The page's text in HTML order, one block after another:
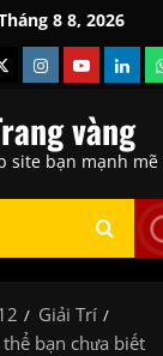
8 8, 2026
Instagram
Youtube
vàng
site bạn mạnh mẽ
Giải Trí
thể bạn chưa biết